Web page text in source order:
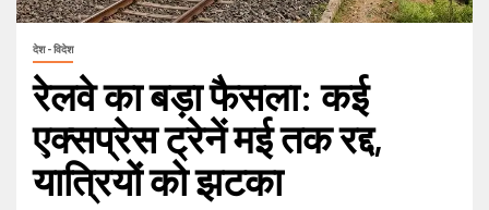
देश - विदेश
रेलवे का बड़ा फैसला: कई
एक्सप्रेस ट्रेनें मई तक रद्द,
यात्रियों को झटका